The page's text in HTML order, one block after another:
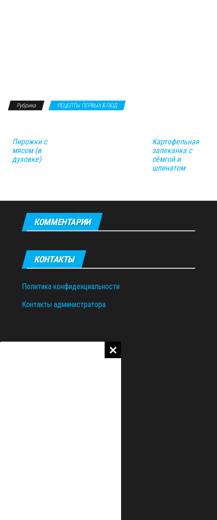
Рубрика РЕЦЕПТЫ ПЕРВЫХ БЛЮД
Пирожки с
мясом (в
духовке)
Картофельная
запеканка с
сёмгой и
шпинатом
КОММЕНТАРИИ
КОНТАКТЫ
Политика конфиденциальности
Контакты администратора